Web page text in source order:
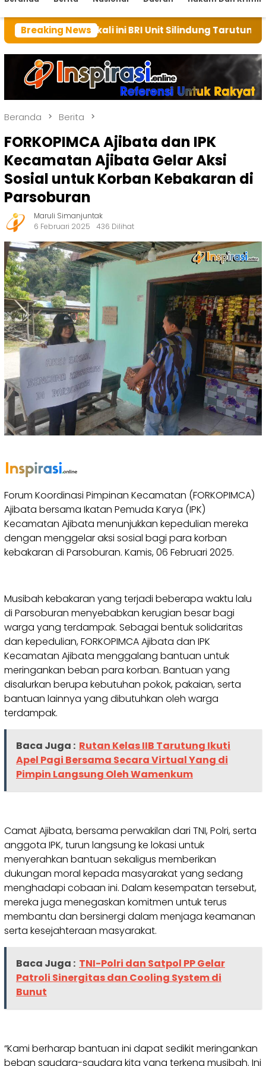
Breaking News
kali ini BRI Unit Silindung Tarutung Ingatkan
Beranda Berita
FORKOPIMCA Ajibata dan IPK
Kecamatan Ajibata Gelar Aksi
Sosial untuk Korban Kebakaran di
Parsoburan
Maruli Simanjuntak
6 Februari 2025
436 Dilihat
Forum Koordinasi Pimpinan Kecamatan (FORKOPIMCA)
Ajibata bersama Ikatan Pemuda Karya (IPK)
Kecamatan Ajibata menunjukkan kepedulian mereka
dengan menggelar aksi sosial bagi para korban
kebakaran di Parsoburan. Kamis, 06 Februari 2025.
Musibah kebakaran yang terjadi beberapa waktu lalu
di Parsoburan menyebabkan kerugian besar bagi
warga yang terdampak. Sebagai bentuk solidaritas
dan kepedulian, FORKOPIMCA Ajibata dan IPK
Kecamatan Ajibata menggalang bantuan untuk
meringankan beban para korban. Bantuan yang
disalurkan berupa kebutuhan pokok, pakaian, serta
bantuan lainnya yang dibutuhkan oleh warga
terdampak.
Baca Juga : Rutan Kelas IIB Tarutung Ikuti
Apel Pagi Bersama Secara Virtual Yang di
Pimpin Langsung Oleh Wamenkum
Camat Ajibata, bersama perwakilan dari TNI, Polri, serta
anggota IPK, turun langsung ke lokasi untuk
menyerahkan bantuan sekaligus memberikan
dukungan moral kepada masyarakat yang sedang
menghadapi cobaan ini. Dalam kesempatan tersebut,
mereka juga menegaskan komitmen untuk terus
membantu dan bersinergi dalam menjaga keamanan
serta kesejahteraan masyarakat.
Baca Juga : TNI-Polri dan Satpol PP Gelar
Patroli Sinergitas dan Cooling System di
Bunut
“Kami berharap bantuan ini dapat sedikit meringankan
beban saudara-saudara kita yang terkena musibah. Ini